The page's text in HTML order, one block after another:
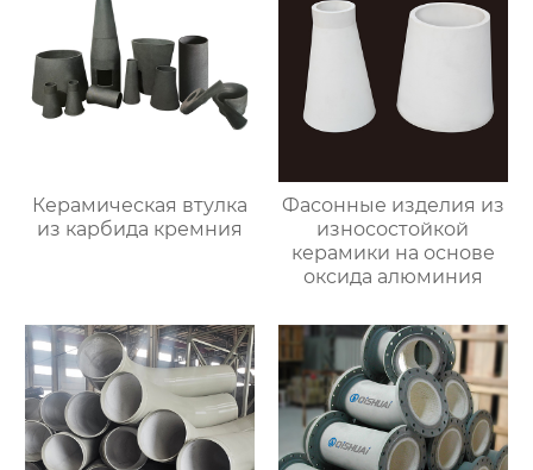
Керамическая втулка
из карбида кремния
Фасонные изделия из
износостойкой
керамики на основе
оксида алюминия